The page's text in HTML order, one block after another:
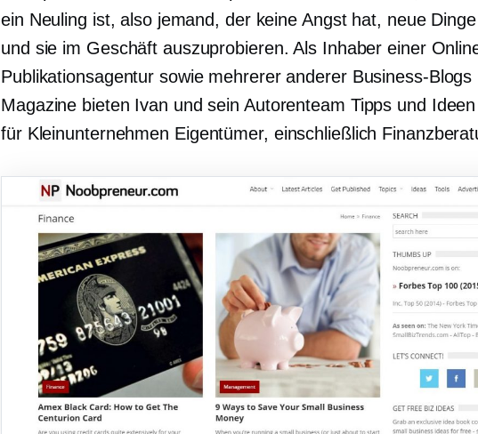
ein Neuling ist, also jemand, der keine Angst hat, neue
und sie im Geschäft auszuprobieren. Als Inhaber einer
Publikationsagentur sowie mehrerer anderer Business-Blogs
Magazine bieten Ivan und sein Autorenteam Tipps und Ideen
für Kleinunternehmen Eigentümer, einschließlich